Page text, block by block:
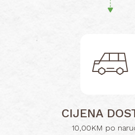
CIJENA
10,00KM po